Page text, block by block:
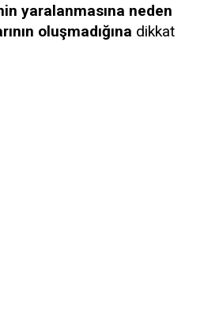
yaralanmasına neden
oluşmadığına dikkat